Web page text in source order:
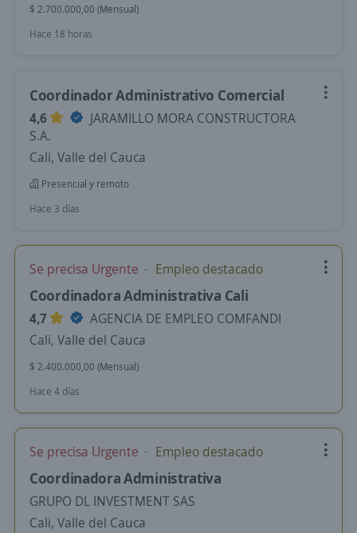
$ 2.700.000,00 (Mensual)
Hace 18 horas
Coordinador Administrativo Comercial
4,6
JARAMILLO MORA CONSTRUCTORA
S.A.
Cali, Valle del Cauca
Presencial y remoto
Hace 3 días
Se precisa Urgente Empleo destacado
Coordinadora Administrativa Cali
4,7
AGENCIA DE EMPLEO COMFANDI
Cali, Valle del Cauca
$ 2.400.000,00 (Mensual)
Hace 4 días
Se precisa Urgente Empleo destacado
Coordinadora Administrativa
GRUPO DL INVESTMENT SAS
Cali, Valle del Cauca